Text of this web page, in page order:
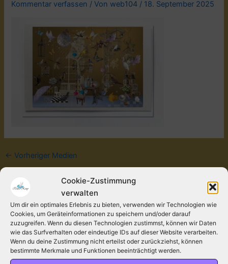
Cookie-Zustimmung
verwalten
Um dir ein optimales Erlebnis zu bieten, verwenden wir Technologien wie
Cookies, um Geräteinformationen zu speichern und/oder darauf
zuzugreifen. Wenn du diesen Technologien zustimmst, können wir Daten
wie das Surfverhalten oder eindeutige IDs auf dieser Website verarbeiten.
Wenn du deine Zustimmung nicht erteilst oder zurückziehst, können
bestimmte Merkmale und Funktionen beeinträchtigt werden.
Kommentar verfassen / Vonweb104 / 18. September 2025
← Vorheriger Medien
Schreibe einen Kommentar
Deine E-Mail-Adresse wird nicht veröffentlicht.
Erforderliche Felder sind mit*markiert.
Kommentar*